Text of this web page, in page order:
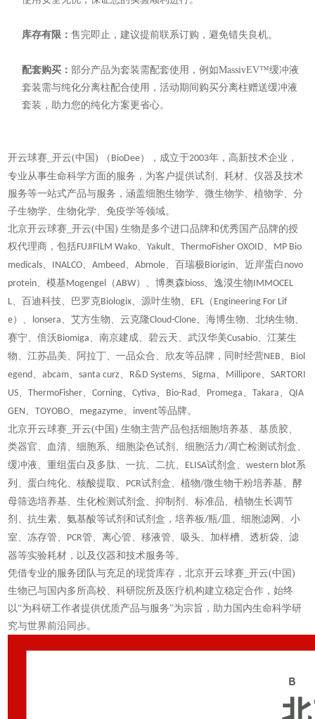
库存有限：售完即止，建议提前联系订购，避免错失良机。
配套购买：部分产品为套装需配套使用，例如MassivEV™缓冲液
套装需与纯化分离柱配合使用，活动期间购买分离柱赠送缓冲液
套装，助力您的纯化方案更省心。
开云球赛_开云(中国) （ BioDee），成立于2003年，高新技术企业，
专业从事生命科学方面的服务，为客户提供试剂、耗材、仪器及技术
服务等一站式产品与服务，涵盖细胞生物学、微生物学、植物学、分
子生物学、生物化学、免疫学等领域。
北京开云球赛_开云(中国) 生物是多个进口品牌和优秀国产品牌的授
权代理商，包括FUJIFILM Wako、Yakult、ThermoFisher OXOID、 MP Bio
medicals、 INALCO、Ambeed、Abmole、百瑞极Biorigin、近岸蛋白 novo
protein、模基Mogengel （ABW）、博奥森bioss、逸漠生物IMMOCEL
L、百迪科技、巴罗克Biologix、源叶生物、 EFL （ Engineering For Lif
e）、 lonsera、艾方生物、云克隆Cloud-Clone、海博生物、北纳生物、
赛宁、倍沃Biomiga、南京建成、碧云天、武汉华美Cusabio、江莱生
物、江苏晶美、阿拉丁、一品众合、欣友等品牌，同时经营NEB、 Biol
egend、abcam、santa curz、 R&D Systems、Sigma、 Millipore、SARTORI
US、ThermoFisher、Corning、Cytiva、 Bio-Rad、 Promega、Takara、QIA
GEN、TOYOBO、 megazyme、 invent等品牌。
北京开云球赛_开云(中国) 生物主营产品包括细胞培养基、基质胶、
类器官、血清、细胞系、细胞染色试剂、细胞活力/凋亡检测试剂盒、
缓冲液、重组蛋白及多肽、一抗、二抗、 ELISA试剂盒、western blot系
列、蛋白纯化、核酸提取、 PCR试剂盒、植物/微生物干粉培养基、酵
母筛选培养基、生化检测试剂盒、抑制剂、标准品、植物生长调节
剂、抗生素、氨基酸等试剂和试剂盒，培养板/瓶/皿、细胞滤网、小
室、冻存管、 PCR管、离心管、移液管、吸头、加样槽、透析袋、滤
器等实验耗材，以及仪器和技术服务等。
凭借专业的服务团队与充足的现货库存，北京开云球赛_开云(中国)
生物已与国内多所高校、科研院所及医疗机构建立稳定合作，始终
以“为科研工作者提供优质产品与服务”为宗旨，助力国内生命科学研
究与世界前沿同步。